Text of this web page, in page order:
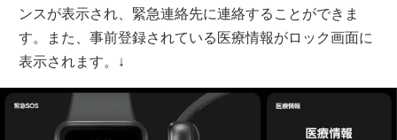
ンスが表示され、緊急連絡先に連絡することができま
す。また、事前登録されている医療情報がロック画面に
表示されます。↓